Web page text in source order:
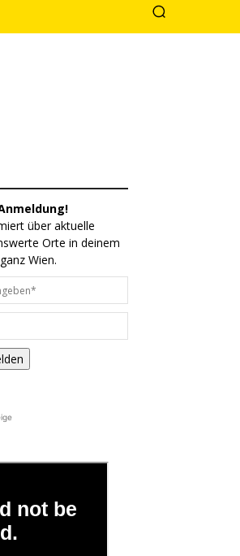
über aktuelle
Orte in deinem
Wien.